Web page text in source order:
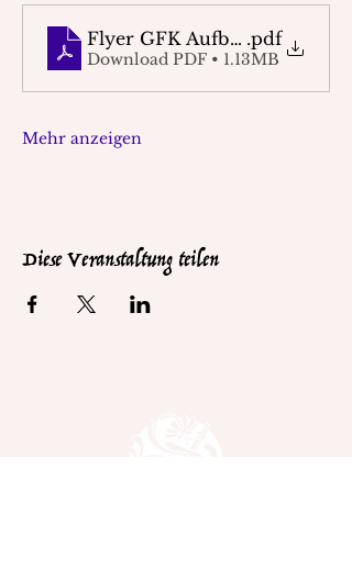
Flyer GFK Aufbautraining (1)
.pdf
Download PDF • 1.13MB
Mehr anzeigen
Diese Veranstaltung teilen